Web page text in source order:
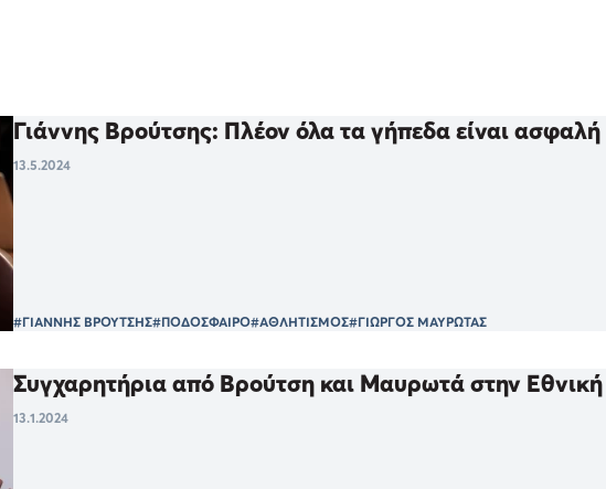
Γιάννης Βρούτσης: Πλέον όλα τα γήπεδα είναι ασφαλή
13.5.2024
#ΓΙΑΝΝΗΣ ΒΡΟΥΤΣΗΣ#ΠΟΔΟΣΦΑΙΡΟ#ΑΘΛΗΤΙΣΜΟΣ#ΓΙΩΡΓΟΣ ΜΑΥΡΩΤΑΣ
Συγχαρητήρια από Βρούτση και Μαυρωτά στην
13.1.2024